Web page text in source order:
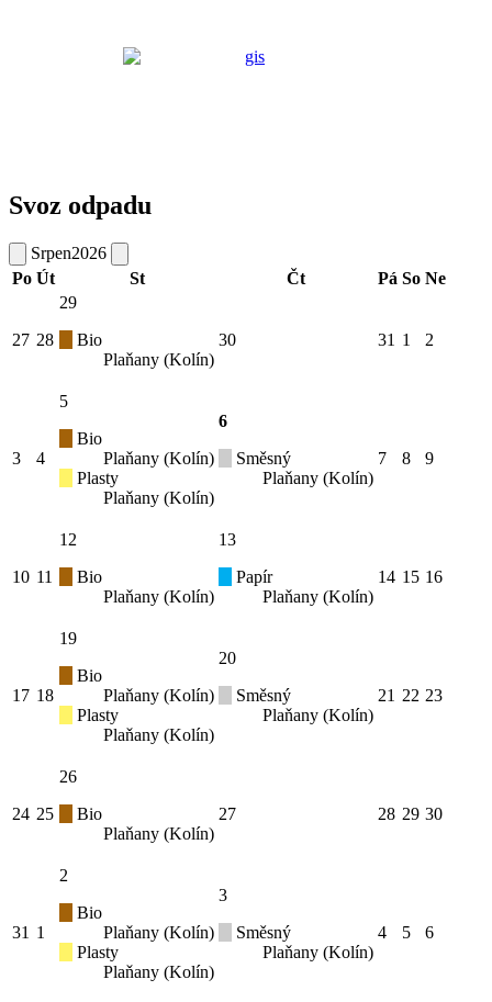
Svoz odpadu
Srpen2026
Po Út St Čt Pá So Ne
27 28
29
Bio
Plaňany (Kolín)
30 31 1 2
3 4
5
Bio
Plaňany (Kolín)
Plasty
Plaňany (Kolín)
6
Směsný
Plaňany (Kolín)
7 8 9
10 11
12
Bio
Plaňany (Kolín)
13
Papír
Plaňany (Kolín)
14 15 16
17 18
19
Bio
Plaňany (Kolín)
Plasty
Plaňany (Kolín)
20
Směsný
Plaňany (Kolín)
21 22 23
24 25
26
Bio
Plaňany (Kolín)
27 28 29 30
31 1
2
Bio
Plaňany (Kolín)
Plasty
Plaňany (Kolín)
3
Směsný
Plaňany (Kolín)
4 5 6